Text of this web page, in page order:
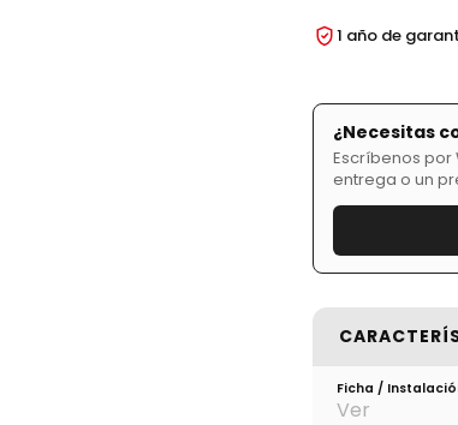
1 año de
¿Necesitas
Escríbenos por
entrega o un
Ficha /
Ver